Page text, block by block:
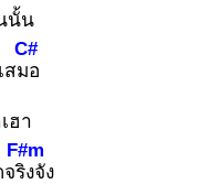
นั้น
สมอ
C#
ฮา
ริง
F#m
จัง